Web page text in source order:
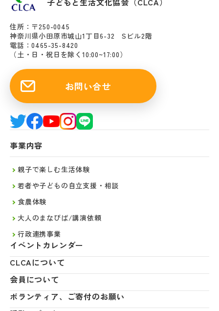
住所：〒250-0045
神奈川県小田原市城山1丁目6-32 Sビル2階
電話：0465-35-8420
（土・日・祝日を除く10:00~17:00）
お問い合せ
事業内容
親子で楽しむ生活体験
若者や子どもの自立支援・相談
食農体験
大人のまなびば/講演依頼
行政連携事業
イベントカレンダー
CLCAについて
会員について
ボランティア、ご寄付のお願い